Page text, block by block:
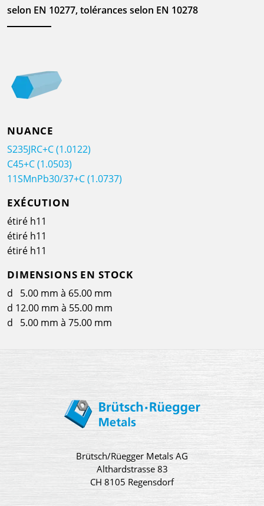
selon EN 10277, tolérances selon EN 10278
NUANCE
S235JRC+C (1.0122)
C45+C (1.0503)
11SMnPb30/37+C (1.0737)
EXÉCUTION
étiré h11
étiré h11
étiré h11
DIMENSIONS EN STOCK
d 5.00 mm à 65.00 mm
d 12.00 mm à 55.00 mm
d 5.00 mm à 75.00 mm
Brütsch/Rüegger Metals AG
Althardstrasse 83
CH 8105 Regensdorf